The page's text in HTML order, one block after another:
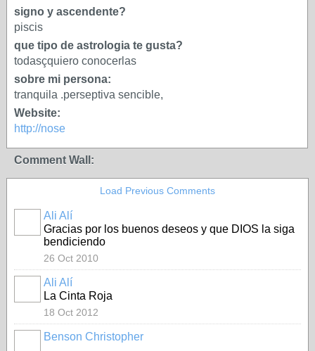
signo y ascendente?
piscis
que tipo de astrologia te gusta?
todasçquiero conocerlas
sobre mi persona:
tranquila .perseptiva sencible,
Website:
http://nose
Comment Wall:
Load Previous Comments
Ali Alí
Gracias por los buenos deseos y que DIOS la siga
bendiciendo
26 Oct 2010
Ali Alí
La Cinta Roja
18 Oct 2012
Benson Christopher